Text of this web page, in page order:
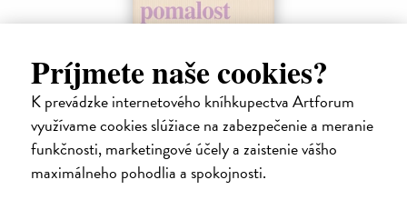
Príjmete naše cookies?
K prevádzke internetového kníhkupectva Artforum
využívame cookies slúžiace na zabezpečenie a meranie
funkčnosti, marketingové účely a zaistenie vášho
maximálneho pohodlia a spokojnosti.
Kundera Milan| Kniha
Pomalost, chronologicky první ze čtyř románů Milana Kundery
napsaných francouzsky, vychází v českém překladu Anny
Kareninové. Vydávání Kunderových románů v českém jazyce se
uzavírá.
Na sklade ?